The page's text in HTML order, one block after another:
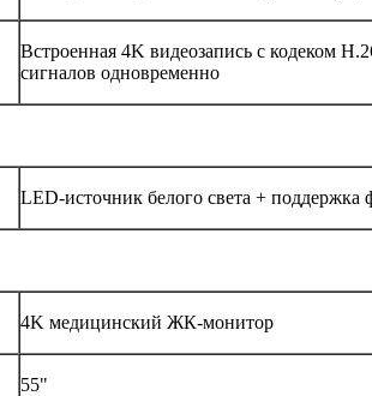
Встроенная 4K видеозапись с кодеком
сигналов одновременно
LED-источник белого света +
4K медицинский ЖК-монитор
55"